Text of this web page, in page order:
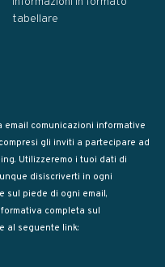
tabellare
email comunicazioni informative
gli inviti a partecipare ad
Utilizzeremo i tuoi dati di
disiscriverti in ogni
sul piede di ogni email,
completa sul
al seguente link: